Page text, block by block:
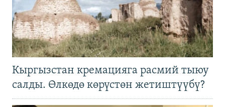
Кыргызстан кремацияга расмий тыюу
салды. Өлкөдө көрүстөн жетиштүүбү?